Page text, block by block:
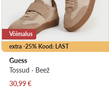
extra -25% Kood: LAST
Võimalus
Guess
Tossud · Beež
Praegune hind
30,99€